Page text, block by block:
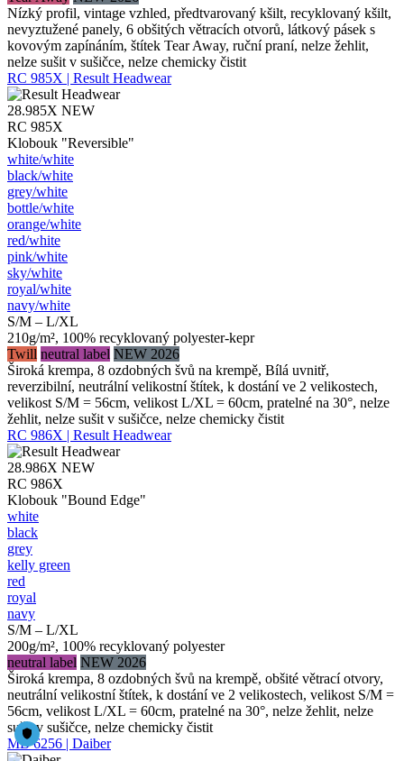
Nízký profil, vintage vzhled, předtvarovaný kšilt, recyklovaný kšilt,
nevyztužené panely, 6 obšitých větracích otvorů, látkový pásek s
kovovým zapínáním, štítek Tear Away, ruční praní, nelze žehlit,
nelze sušit v sušičce, nelze chemicky čistit
RC 985X | Result Headwear
28.985X NEW
RC 985X
Klobouk "Reversible"
white/​white
black/​white
grey/​white
bottle/​white
orange/​white
red/​white
pink/​white
sky/​white
royal/​white
navy/​white
S/M – L/XL
210g/m², 100% recyklovaný polyester-kepr
Twill neutral label NEW 2026
Široká krempa, 8 ozdobných švů na krempě, Bílá uvnitř,
reverzibilní, neutrální velikostní štítek, k dostání ve 2 velikostech,
velikost S/M = 56cm, velikost L/XL = 60cm, pratelné na 30°, nelze
žehlit, nelze sušit v sušičce, nelze chemicky čistit
RC 986X | Result Headwear
28.986X NEW
RC 986X
Klobouk "Bound Edge"
white
black
grey
kelly green
red
royal
navy
S/M – L/XL
200g/m², 100% recyklovaný polyester
neutral label NEW 2026
Široká krempa, 8 ozdobných švů na krempě, obšité větrací otvory,
neutrální velikostní štítek, k dostání ve 2 velikostech, velikost S/M =
56cm, velikost L/XL = 60cm, pratelné na 30°, nelze žehlit, nelze
sušit v sušičce, nelze chemicky čistit
MB 6256 | Daiber